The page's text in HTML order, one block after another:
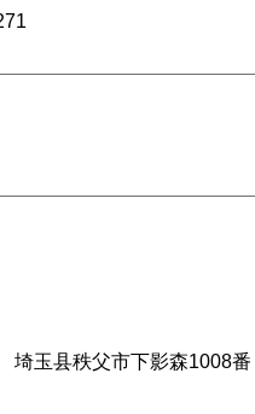
玉县秩父市下影森1008番